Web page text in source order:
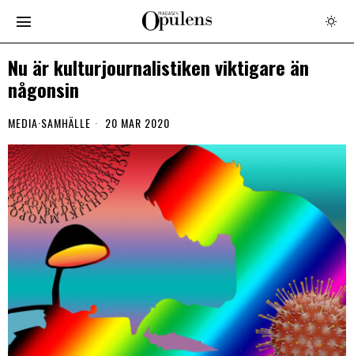
Nu är kulturjournalistiken viktigare än
någonsin
MEDIA·SAMHÄLLE 20 MAR 2020